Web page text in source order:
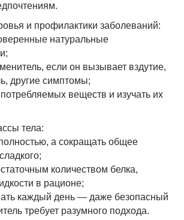
и профилактики заболеваний:
натуральные
если он вызывает вздутие,
другие симптомы;
веществ и изучать их
тела:
а сокращать общее
количеством белка,
в рационе;
каждый день — даже безопасный
требует разумного подхода.